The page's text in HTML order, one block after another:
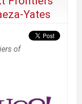
Yates
of